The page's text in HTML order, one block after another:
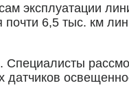
эксплуатации
6,5 тыс. км